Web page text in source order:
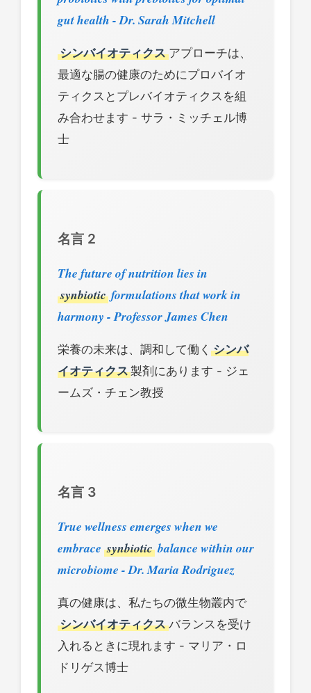
gut health - Dr. Sarah Mitchell
シンバイオティクスアプローチは、
最適な腸の健康のためにプロバイオ
ティクスとプレバイオティクスを組
み合わせます - サラ・ミッチェル博
士
名言 2
The future of nutrition lies in
synbiotic formulations that work in
harmony - Professor James Chen
栄養の未来は、調和して働く シンバ
イオティクス製剤にあります - ジェ
ームズ・チェン教授
名言 3
True wellness emerges when we
embrace synbiotic balance within our
microbiome - Dr. Maria Rodriguez
真の健康は、私たちの微生物叢内で
シンバイオティクスバランスを受け
入れるときに現れます - マリア・ロ
ドリゲス博士